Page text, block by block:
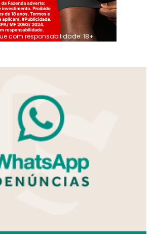
com responsabilidade. 18+